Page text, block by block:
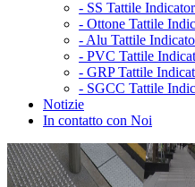
- SS Tattile
- Ottone Tattile
- Alu Tattile
- PVC Tattile
- GRP Tattile
- SGCC Tattile
Notizie
In contatto con Noi